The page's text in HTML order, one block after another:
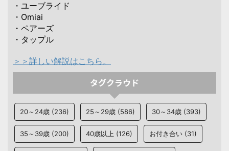
・ユーブライド
・Omiai
・ペアーズ
・タップル
＞＞詳しい解説はこちら。
タグクラウド
20～24歳 (236) 25～29歳 (586) 30～34歳 (393)
35～39歳 (200) 40歳以上 (126) お付き合い (31)